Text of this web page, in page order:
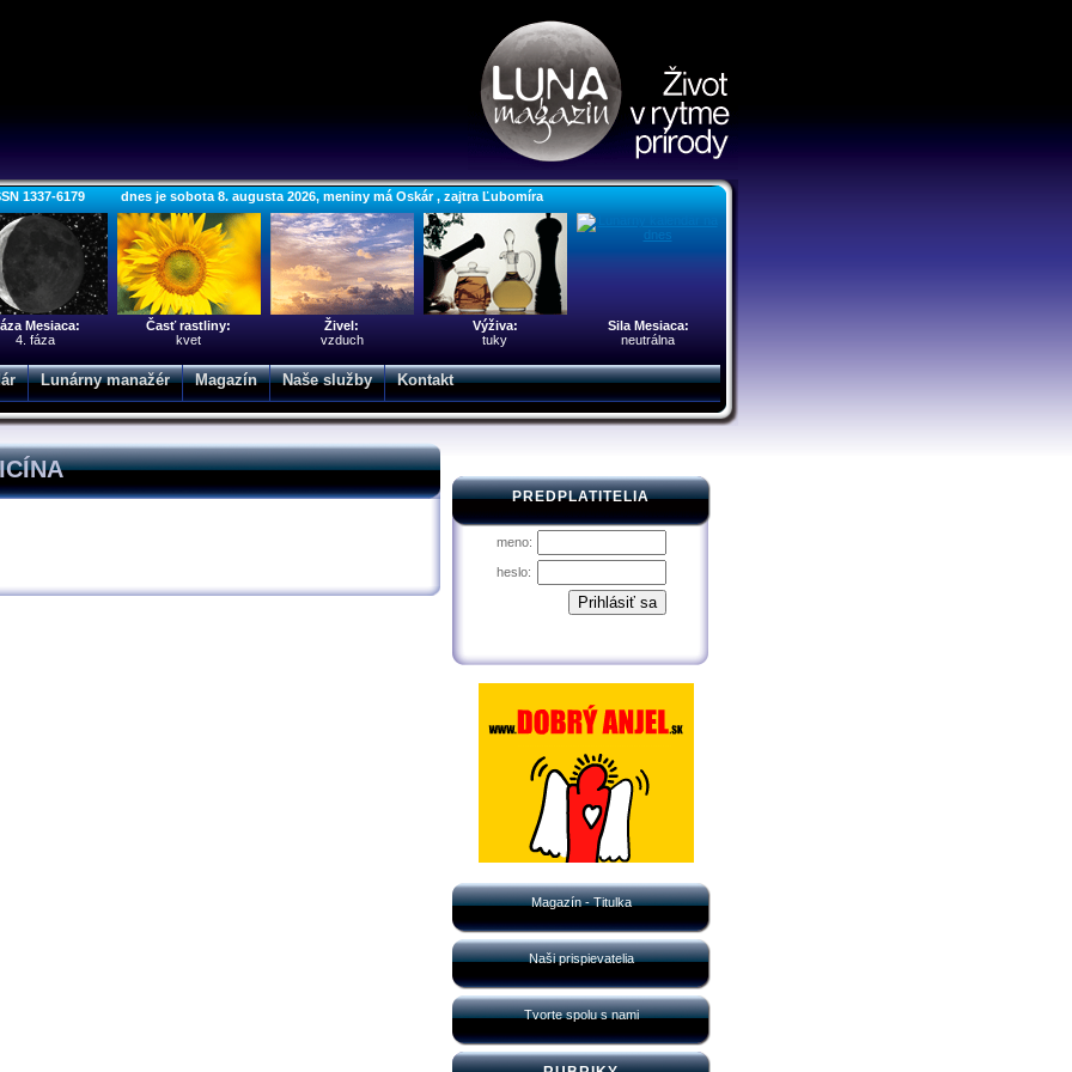
1337-6179 dnes je sobota 8. augusta 2026, meniny má Oskár , zajtra Ľubomíra
Mesiaca:
4. fáza
Časť rastliny:
kvet
Živel:
vzduch
Výživa:
tuky
Sila Mesiaca:
neutrálna
Lunárny manažér Magazín Naše služby Kontakt
PREDPLATITELIA
meno:
heslo:
Magazín - Titulka
Naši prispievatelia
Tvorte spolu s nami